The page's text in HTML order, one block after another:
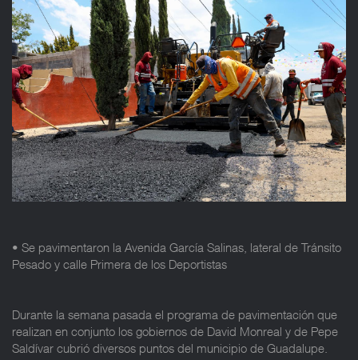
• Se pavimentaron la Avenida García Salinas, lateral de Tránsito
Pesado y calle Primera de los Deportistas
Durante la semana pasada el programa de pavimentación que
realizan en conjunto los gobiernos de David Monreal y de Pepe
Saldívar cubrió diversos puntos del municipio de Guadalupe.